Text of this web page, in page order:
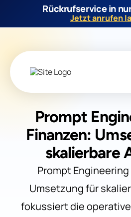
Rückrufservice in
Jetzt anrufen
Prompt
Finanzen:
skalierbare
Prompt Engineering
Umsetzung für
fokussiert die